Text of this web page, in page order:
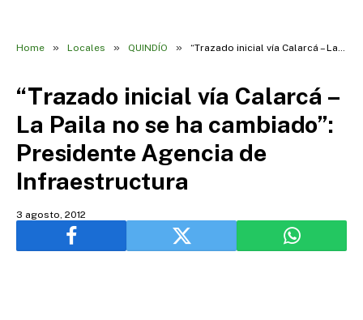
Home » Locales » QUINDÍO » “Trazado inicial vía Calarcá – La Paila no se ha cambiado”: Presidente Agencia de Infraestructura
“Trazado inicial vía Calarcá –
La Paila no se ha cambiado”:
Presidente Agencia de
Infraestructura
3 agosto, 2012